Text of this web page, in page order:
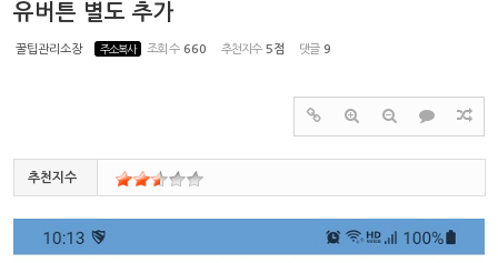
유버튼 별도 추가
꿀팁관리소장 주소복사 조회 수 660 추천지수 5점 댓글 9
추천지수
Sketchbook5, 스케치북5